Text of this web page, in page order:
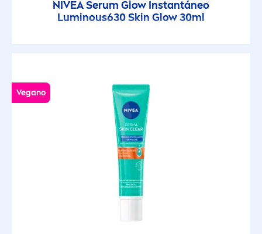
NIVEASerum Glow Instantáneo
Luminous630Skin Glow 30ml
Vegano